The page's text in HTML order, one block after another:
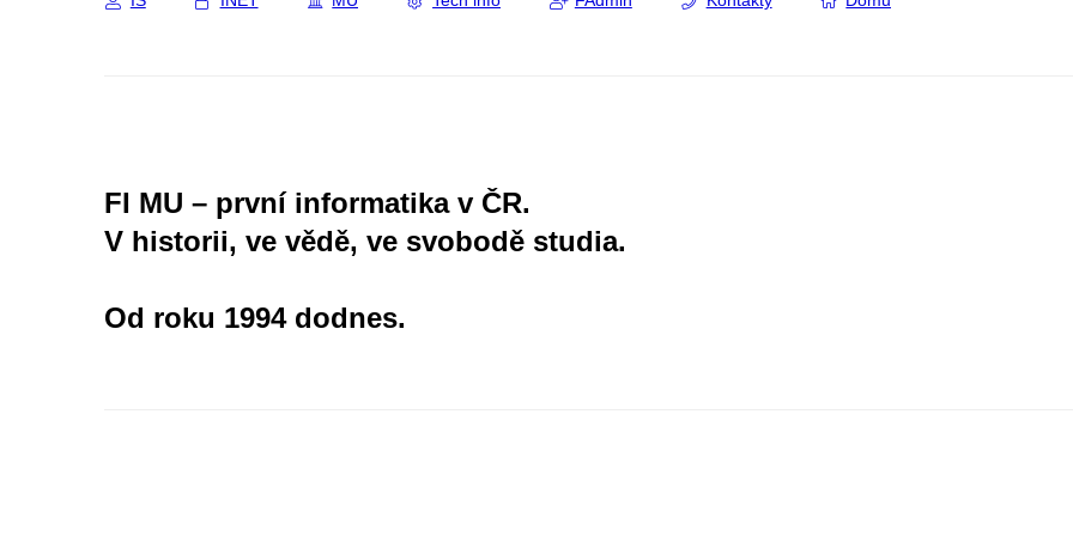
FI MU – první informatika v ČR.
V historii, ve vědě, ve svobodě studia.
Od roku 1994 dodnes.